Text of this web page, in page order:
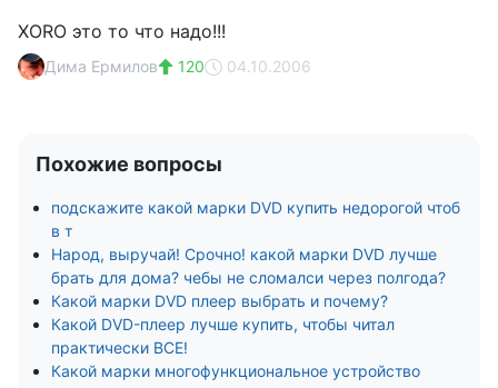
XORO это то что надо!!!
Дима Ермилов 120 04.10.2006
Похожие вопросы
подскажите какой марки DVD купить недорогой чтоб
в т
Народ, выручай! Срочно! какой марки DVD лучше
брать для дома? чебы не сломалси через полгода?
Какой марки DVD плеер выбрать и почему?
Какой DVD-плеер лучше купить, чтобы читал
практически ВСЕ!
Какой марки многофункциональное устройство